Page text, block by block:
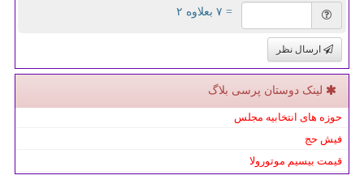
= ۷ بعلاوه ۲
ارسال نظر
لینک دوستان پرسی بلاگ
حوزه های انتخابیه مجلس
فیش حج
قیمت بیسیم موتورولا